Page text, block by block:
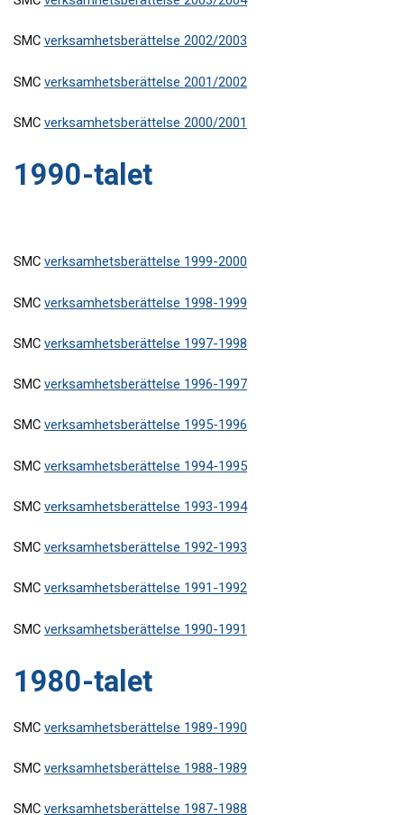
SMC verksamhetsberättelse 2002/2003
SMC verksamhetsberättelse 2001/2002
SMC verksamhetsberättelse 2000/2001
1990-talet
SMC verksamhetsberättelse 1999-2000
SMC verksamhetsberättelse 1998-1999
SMC verksamhetsberättelse 1997-1998
SMC verksamhetsberättelse 1996-1997
SMC verksamhetsberättelse 1995-1996
SMC verksamhetsberättelse 1994-1995
SMC verksamhetsberättelse 1993-1994
SMC verksamhetsberättelse 1992-1993
SMC verksamhetsberättelse 1991-1992
SMC verksamhetsberättelse 1990-1991
1980-talet
SMC verksamhetsberättelse 1989-1990
SMC verksamhetsberättelse 1988-1989
SMC verksamhetsberättelse 1987-1988